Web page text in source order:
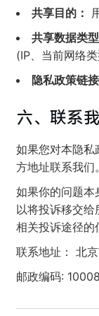
共享目的：
共享数据类
(IP、当前网络
隐私政策链
六、联系
如果您对本隐私
方地址联系我们
如果你的问题本
以将投诉移交
相关投诉途径的
联系地址： 北
邮政编码: